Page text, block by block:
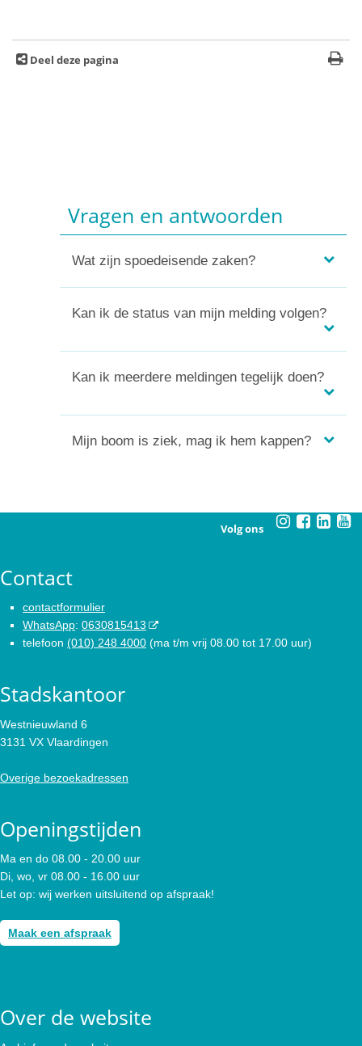
Deel deze pagina
Vragen en antwoorden
Wat zijn spoedeisende zaken?
Kan ik de status van mijn melding volgen?
Kan ik meerdere meldingen tegelijk doen?
Mijn boom is ziek, mag ik hem kappen?
Volg ons
Contact
contactformulier
WhatsApp: 0630815413
telefoon (010) 248 4000 (ma t/m vrij 08.00 tot 17.00 uur)
Stadskantoor
Westnieuwland 6
3131 VX Vlaardingen
Overige bezoekadressen
Openingstijden
Ma en do 08.00 - 20.00 uur
Di, wo, vr 08.00 - 16.00 uur
Let op: wij werken uitsluitend op afspraak!
Maak een afspraak
Over de website